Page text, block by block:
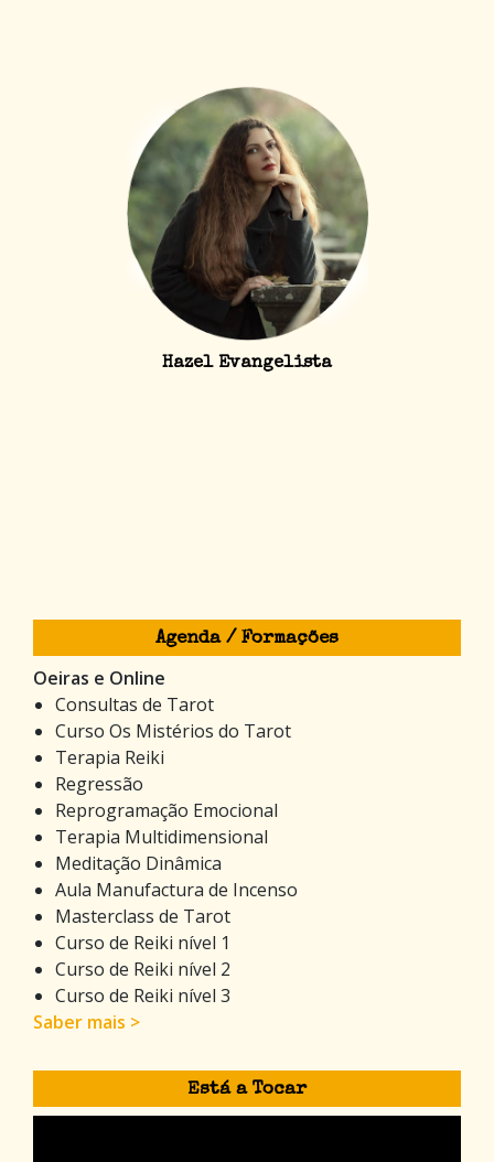
Hazel Evangelista
Agenda / Formações
Oeiras e Online
Consultas de Tarot
Curso Os Mistérios do Tarot
Terapia Reiki
Regressão
Reprogramação Emocional
Terapia Multidimensional
Meditação Dinâmica
Aula Manufactura de Incenso
Masterclass de Tarot
Curso de Reiki nível 1
Curso de Reiki nível 2
Curso de Reiki nível 3
Saber mais >
Está a Tocar